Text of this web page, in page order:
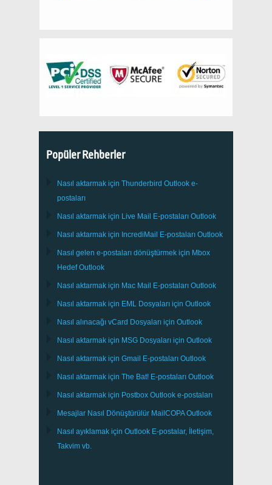
Popüler Rehberler
Nasıl aktarmak için Thunderbird Outlook e-
postaları
Nasıl aktarmak için Live Mail E-postaları Outlook
Nasıl aktarmak için IncrediMail E-postaları Outlook
Nasıl gelen e-postaları dönüştürmek için Mbox
HedefOutlook
Nasıl aktarmak için Mac Mail E-postaları Outlook
Nasıl aktarmak için EML Dosyaları için Outlook
Nasıl alınacağı vCard Dosyaları için Outlook
Nasıl aktarmak için MSG Dosyaları için Outlook
Nasıl aktarmak için Gmail E-postaları Outlook
Nasıl aktarmak için The Bat! E-postaları Outlook
Nasıl aktarmak için Postbox Outlook e-postaları
Mesajlar Nasıl Dönüştürülür MailCOPAOutlook
Nasıl ayıklamak için Outlook E-postalar, İletişim,
Takvim vb.